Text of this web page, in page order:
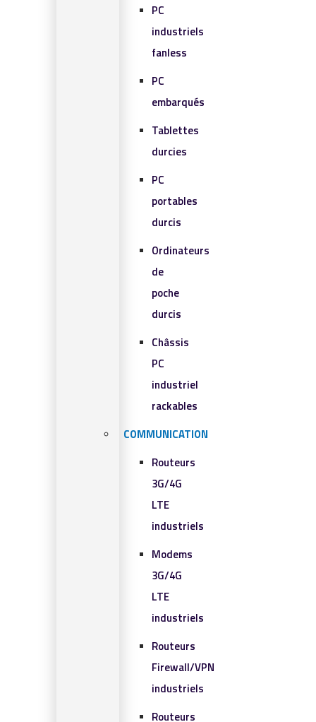
PC
industriels
fanless
PC
embarqués
Tablettes
durcies
PC
portables
durcis
Ordinateurs
de
poche
durcis
Châssis
PC
industriel
rackables​
COMMUNICATION
Routeurs
3G/4G
LTE
industriels
Modems
3G/4G
LTE
industriels
Routeurs
Firewall/VPN
industriels
Routeurs